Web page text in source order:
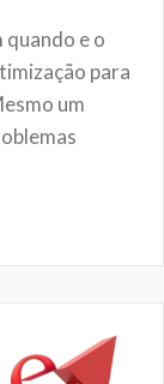
e o
para
um